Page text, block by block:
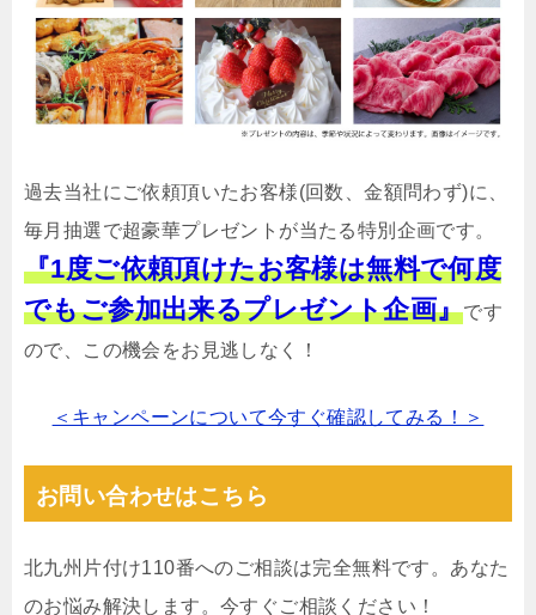
過去当社にご依頼頂いたお客様(回数、金額問わず)に、
毎月抽選で超豪華プレゼントが当たる特別企画です。
『1度ご依頼頂けたお客様は無料で何度
でもご参加出来るプレゼント企画』です
ので、この機会をお見逃しなく！
＜キャンペーンについて今すぐ確認してみる！＞
お問い合わせはこちら
北九州片付け110番へのご相談は完全無料です。あなた
のお悩み解決します。今すぐご相談ください！